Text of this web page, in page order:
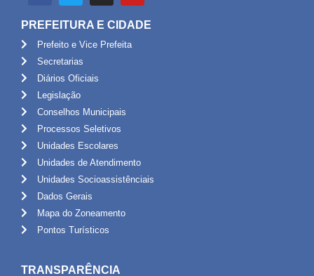
PREFEITURA E CIDADE
Prefeito e Vice Prefeita
Secretarias
Diários Oficiais
Legislação
Conselhos Municipais
Processos Seletivos
Unidades Escolares
Unidades de Atendimento
Unidades Socioassistênciais
Dados Gerais
Mapa do Zoneamento
Pontos Turísticos
TRANSPARÊNCIA